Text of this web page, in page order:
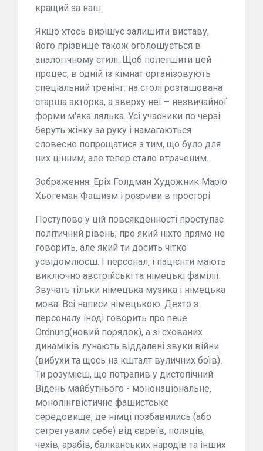
кращий за наш.
Якщо хтось вирішує залишити виставу,
його прізвище також оголошується в
аналогічному стилі. Щоб полегшити цей
процес, в одній із кімнат організовують
спеціальний тренінг: на столі розташована
старша акторка, а зверху неї – незвичайної
форми м'яка лялька. Усі учасники по черзі
беруть жінку за руку і намагаються
словесно попрощатися з тим, що було для
них цінним, але тепер стало втраченим.
Зображення: Еріх Голдман Художник Маріо
Хьогеман Фашизм і розриви в просторі
Поступово у цій повсякденності проступає
політичний рівень, про який ніхто прямо не
говорить, але який ти досить чітко
усвідомлюєш. І персонал, і пацієнти мають
виключно австрійські та німецькі фамілії.
Звучать тільки німецька музика і німецька
мова. Всі написи німецькою. Дехто з
персоналу іноді говорить про neue
Ordnung(новий порядок), а зі схованих
динаміків лунають віддалені звуки війни
(вибухи та щось на кшталт вуличних боїв).
Ти розумієш, що потрапив у дистопічний
Відень майбутнього - мононаціональне,
монолінгвістичне фашистське
середовище, де німці позбавились (або
сегрегували себе) від євреїв, поляців,
чехів, арабів, балканських народів та інших